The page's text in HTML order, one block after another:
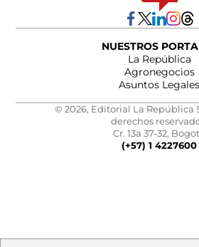
NUESTROS
La República
Agronegocios
Asuntos Legales
© 2026, Editorial La República
derechos
Cr. 13a 37-32,
(+57) 1 4227600